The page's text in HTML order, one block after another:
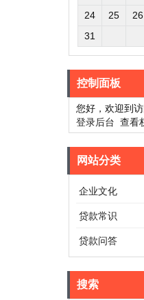
24
25 26
31
控制面板
您好，欢迎到访
登录后台 查看
网站分类
企业文化
贷款常识
贷款问答
搜索